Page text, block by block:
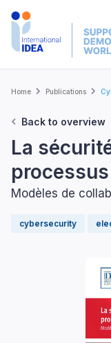
Skip
Breadcrumb
Home Publications
Back to overview
La
Modèles de
cybersecurity